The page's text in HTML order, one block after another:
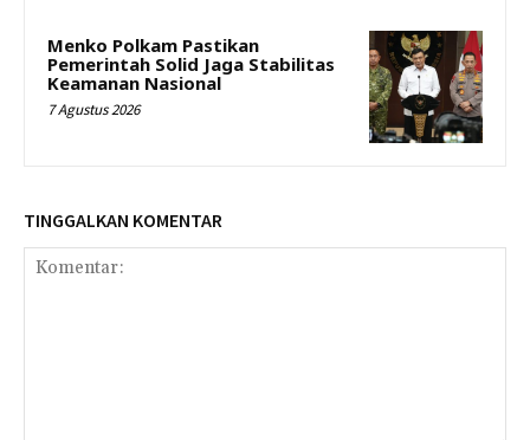
Menko Polkam Pastikan
Pemerintah Solid Jaga Stabilitas
Keamanan Nasional
7 Agustus 2026
TINGGALKAN KOMENTAR